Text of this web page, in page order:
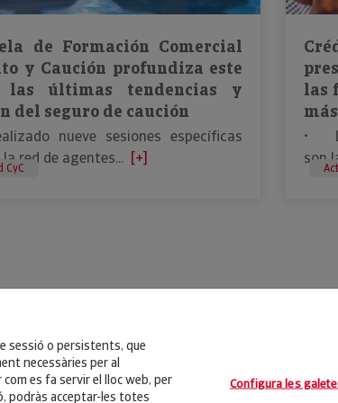
de Formación Comercial
y Caución profundiza este
las últimas tendencias y
del seguro de caución
nueve sesiones específicas
red de agentes... [+]
CyC
las
•
son
sessió o persistents, que
necessàries per al
es fa servir el lloc web, per
podràs acceptar-les totes
Configura les